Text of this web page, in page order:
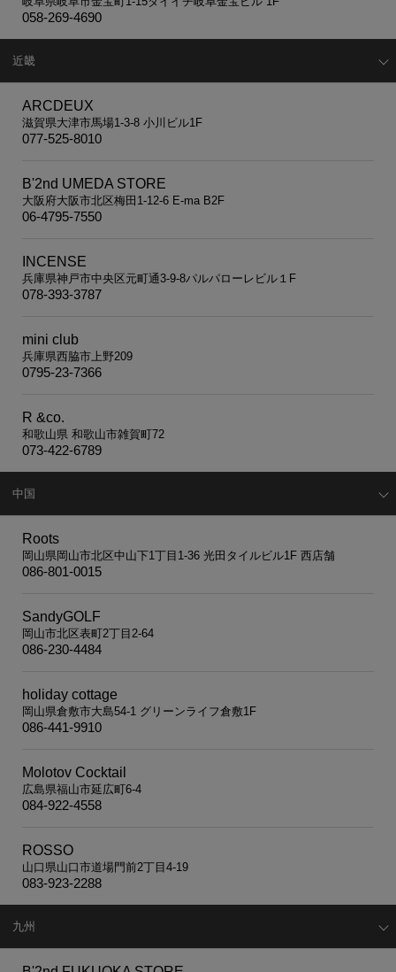
058-269-4690
近畿
ARCDEUX
滋賀県大津市馬場1-3-8 小川ビル1F
077-525-8010
B'2nd UMEDA STORE
大阪府大阪市北区梅田1-12-6 E-ma B2F
06-4795-7550
INCENSE
兵庫県神戸市中央区元町通3-9-8パルパローレビル１F
078-393-3787
mini club
兵庫県西脇市上野209
0795-23-7366
R &co.
和歌山県 和歌山市雑賀町72
073-422-6789
中国
Roots
岡山県岡山市北区中山下1丁目1-36 光田タイルビル1F 西店舗
086-801-0015
SandyGOLF
岡山市北区表町2丁目2-64
086-230-4484
holiday cottage
岡山県倉敷市大島54-1 グリーンライフ倉敷1F
086-441-9910
Molotov Cocktail
広島県福山市延広町6-4
084-922-4558
ROSSO
山口県山口市道場門前2丁目4-19
083-923-2288
九州